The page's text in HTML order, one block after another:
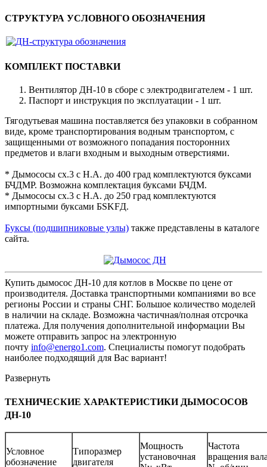
СТРУКТУРА УСЛОВНОГО ОБОЗНАЧЕНИЯ
КОМПЛЕКТ ПОСТАВКИ
Вентилятор ДН-10 в сборе с электродвигателем - 1 шт.
Паспорт и инструкция по эксплуатации - 1 шт.
Тягодутьевая машина поставляется без упаковки в собранном
виде, кроме транспортирования водным транспортом, с
защищенными от возможного попадания посторонних
предметов и влаги входным и выходным отверстиями.
* Дымососы сх.3 с Н.А. до 400 град комплектуются буксами
БЧДМР. Возможна комплектация буксами БЧДМ.
* Дымососы сх.3 с Н.А. до 250 град комплектуются
импортными буксами БSKFД.
Буксы (подшипниковые узлы) также представлены в каталоге
сайта.
Купить дымосос ДН-10 для котлов в Москве по цене от
производителя. Доставка транспортными компаниями во все
регионы России и страны СНГ. Большое количество моделей
в наличии на складе. Возможна частичная/полная отсрочка
платежа. Для получения дополнительной информации Вы
можете отправить запрос на электронную
почту info@energo1.com. Специалисты помогут подобрать
наиболее подходящий для Вас вариант!
Развернуть
ТЕХНИЧЕСКИЕ ХАРАКТЕРИСТИКИ ДЫМОСОСОВ
ДН-10
Условное
обозначение
Типоразмер
двигателя
Мощность
установочная
Частота
вращения